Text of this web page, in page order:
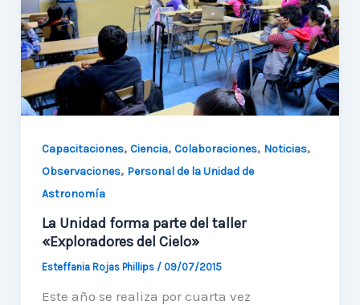
capacitación
en
el
extranjero
Capacitaciones, Ciencia, Colaboraciones, Noticias,
Observaciones, Personal de la Unidad de
Astronomía
La Unidad forma parte del taller
«Exploradores del Cielo»
Esteffania Rojas Phillips / 09/07/2015
Este año se realiza por cuarta vez